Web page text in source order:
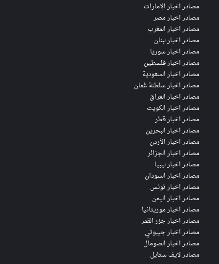
مصادر اخبار الإمارات
مصادر اخبار مصر
مصادر اخبار المغرب
مصادر اخبار لبنان
مصادر اخبار سوريا
مصادر اخبار فلسطين
مصادر اخبار السعودية
مصادر اخبار سلطنة عُمان
مصادر اخبار العراق
مصادر اخبار الكويت
مصادر اخبار قطر
مصادر اخبار البحرين
مصادر اخبار الأردن
مصادر اخبار الجزائر
مصادر اخبار ليبيا
مصادر اخبار السودان
مصادر اخبار تونس
مصادر اخبار اليمن
مصادر اخبار موريتانيا
مصادر اخبار جزر القمر
مصادر اخبار جيبوتي
مصادر اخبار الصومال
مصادر لايف ستايل